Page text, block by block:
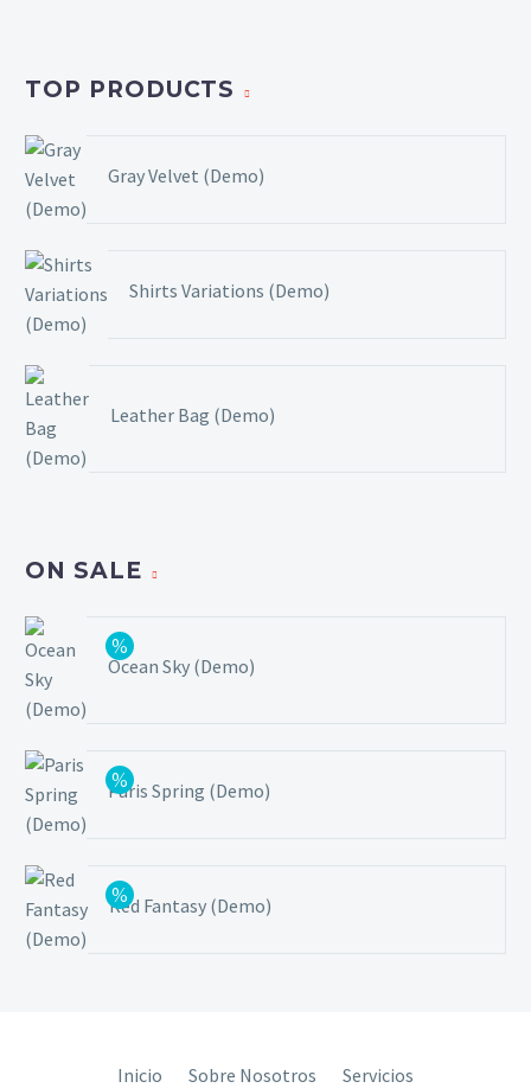
TOP PRODUCTS
Gray Velvet (Demo)
Shirts Variations (Demo)
Leather Bag (Demo)
ON SALE
Ocean Sky (Demo)
Paris Spring (Demo)
Red Fantasy (Demo)
Inicio Sobre Nosotros
Servicios